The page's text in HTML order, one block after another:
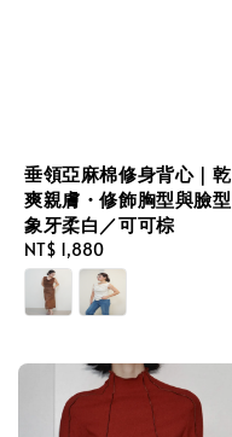
垂領亞麻棉修身背心｜乾
爽親膚・修飾胸型與臉型
象牙柔白／可可棕
Regular
price
NT$ 1,880